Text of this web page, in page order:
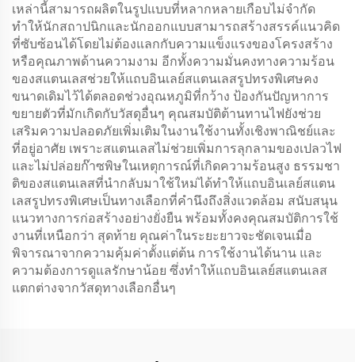
เหล่านี้สามารถผลิตในรูปแบบที่หลากหลายเกือบไม่จำกัด
ทำให้นักสถาปนิกและนักออกแบบสามารถสร้างสรรค์แนวคิด
ที่ซับซ้อนได้โดยไม่ต้องแลกกับความแข็งแรงของโครงสร้าง
หรือคุณภาพด้านความงาม อีกทั้งความมั่นคงทางความร้อน
ของสแตนเลสช่วยให้แถบอินเลย์สแตนเลสรูปทรงพิเศษคง
ขนาดเดิมไว้ได้ตลอดช่วงอุณหภูมิที่กว้าง ป้องกันปัญหาการ
ขยายตัวที่มักเกิดกับวัสดุอื่นๆ คุณสมบัติต้านทานไฟยังช่วย
เสริมความปลอดภัยเพิ่มเติมในงานใช้งานทั้งเชิงพาณิชย์และ
ที่อยู่อาศัย เพราะสแตนเลสไม่ช่วยเพิ่มการลุกลามของเปลวไฟ
และไม่ปล่อยก๊าซพิษในเหตุการณ์ที่เกิดความร้อนสูง ธรรมชา
ติของสแตนเลสที่นำกลับมาใช้ใหม่ได้ทำให้แถบอินเลย์สแตน
เลสรูปทรงพิเศษเป็นทางเลือกที่คำนึงถึงสิ่งแวดล้อม สนับสนุน
แนวทางการก่อสร้างอย่างยั่งยืน พร้อมทั้งคงคุณสมบัติการใช้
งานที่เหนือกว่า สุดท้าย คุณค่าในระยะยาวจะชัดเจนเมื่อ
พิจารณาจากความคุ้มค่าตั้งแต่ต้น การใช้งานได้นาน และ
ความต้องการดูแลรักษาน้อย ซึ่งทำให้แถบอินเลย์สแตนเลส
แตกต่างจากวัสดุทางเลือกอื่นๆ